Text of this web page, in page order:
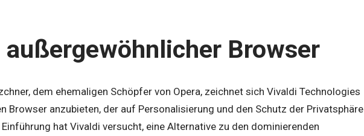
Browser
dem ehemaligen Schöpfer von Opera, zeichnet sich Vivaldi Technologies
Browser anzubieten, der auf Personalisierung und den Schutz der Privatsphäre
hat Vivaldi versucht, eine Alternative zu den dominierenden